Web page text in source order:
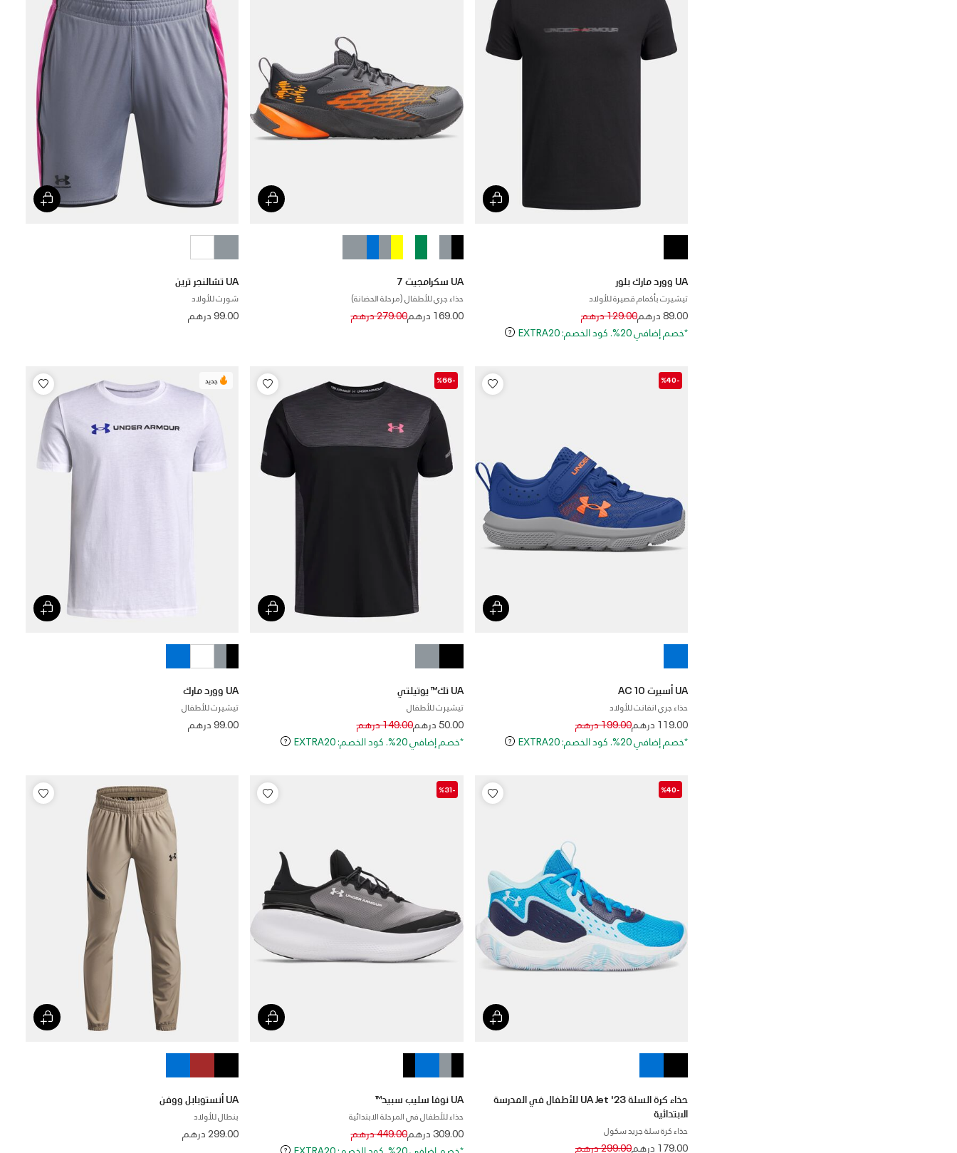
UA وورد مارك بلور
تيشيرت بأكمام قصيرة للأولاد
89.00 درهم Price reduced from
129.00 درهمto
*خصم إضافي 20%. كود الخصم: EXTRA20
UA سكرامجيت 7
حذاء جري للأطفال (مرحلة الحضانة)
169.00 درهم Price reduced from
279.00 درهمto
UA تشالنجر ترين
شورت للأولاد
99.00 درهم
-%40
UA أسيرت 10 AC
حذاء جري انفانت للأولاد
119.00 درهم Price reduced from
199.00 درهمto
*خصم إضافي 20%. كود الخصم: EXTRA20
-%66
UA تك™ يوتيلتي
تيشيرت للأطفال
50.00 درهم Price reduced from
149.00 درهمto
*خصم إضافي 20%. كود الخصم: EXTRA20
جديد
UA وورد مارك
تيشيرت للأطفال
99.00 درهم
-%40
حذاء كرة السلة UA Jet '23 للأطفال في المدرسة
الابتدائية
حذاء كرة سلة جريد سكول
179.00 درهم Price reduced from
299.00 درهمto
-%31
UA نوفا سليب سبيد™
حذاء للأطفال في المرحلة الابتدائية
309.00 درهم Price reduced from
449.00 درهمto
*خصم إضافي 20%. كود الخصم: EXTRA20
UA أنستوبابل ووفن
بنطال للأولاد
299.00 درهم